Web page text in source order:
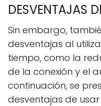
DESVENTAJAS
Sin embargo,
desventajas al
tiempo, como la
de la conexión y el
continuación, se
desventajas de usar